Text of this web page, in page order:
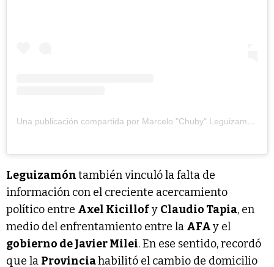
Una publicación compartida por Marcelo "Chuby" Leguizamón (@chubyleguizamon)
Leguizamóntambién vinculó la falta de
información con el creciente acercamiento
político entre Axel Kicillofy Claudio Tapia, en
medio del enfrentamiento entre la AFAy el
gobierno de Javier Milei. En ese sentido, recordó
que la Provinciahabilitó el cambio de domicilio